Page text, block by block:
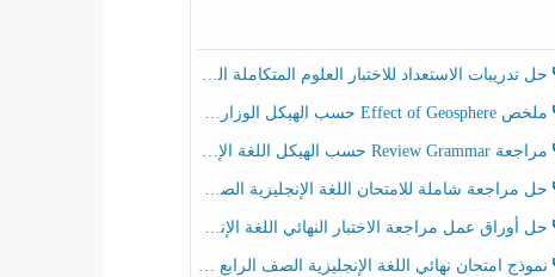
حل تدريبات الاستعداد للاختبار العلوم المتكاملة الصف الخامس عام الفصل الثالث
ملخص Effect of Geosphere حسب الهيكل الوزاري العلوم المتكاملة الصف الخامس انسبير الفصل الثالث
مراجعة Review Grammar حسب الهيكل اللغة الإنجليزية الصف الخامس الفصل الثالث
حل مراجعة شاملة للامتحان اللغة الإنجليزية الصف الخامس الفصل الثالث
حل أوراق عمل مراجعة الاختبار النهائي اللغة الإنجليزية الصف الرابع الفصل الثالث
نموذج امتحان نهائي اللغة الإنجليزية الصف الرابع الفصل الثالث